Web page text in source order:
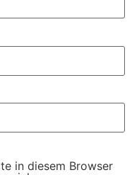
in diesem Browser